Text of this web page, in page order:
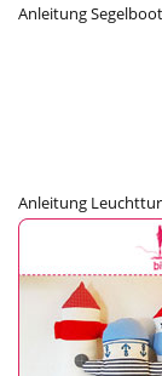
Anleitung
Anleitung